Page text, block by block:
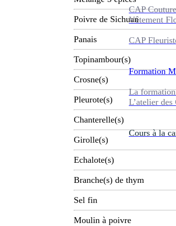
CAP
Vêtement
CAP
Formation
La formation
L’atelier des
Cours à la
Poivre de Sichuan
Panais
Topinambour(s)
Crosne(s)
Pleurote(s)
Chanterelle(s)
Girolle(s)
Echalote(s)
Branche(s) de thym
Sel fin
Moulin à poivre